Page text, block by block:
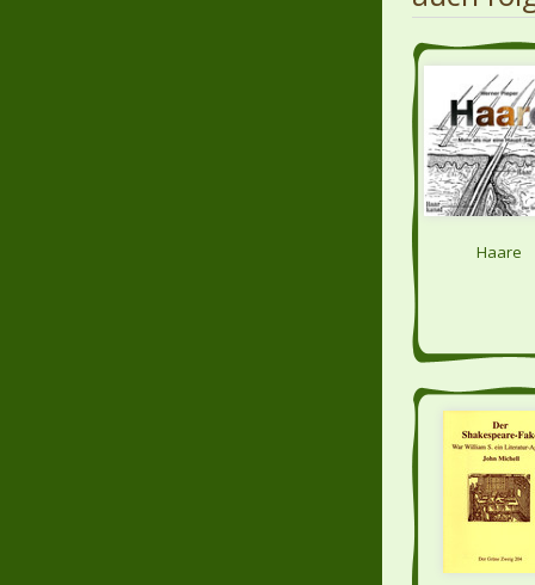
Haare